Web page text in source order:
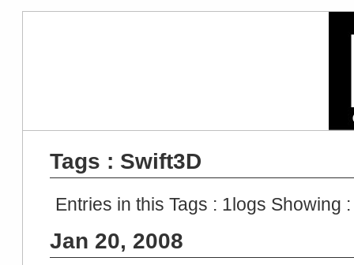
Tags : Swift3D
Entries in this Tags : 1logs Showing
Jan 20, 2008